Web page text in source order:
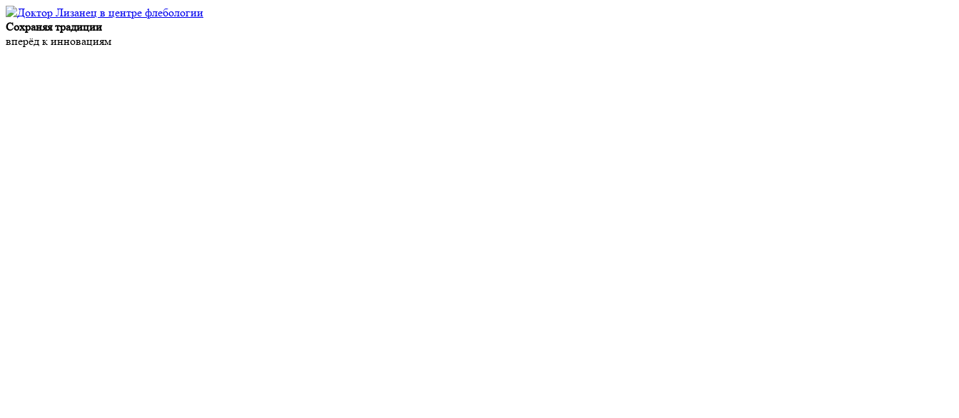
Сохраняя традиции
вперёд к инновациям